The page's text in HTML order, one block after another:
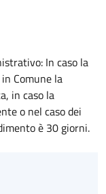
In caso la
Comune la
in caso la
o nel caso dei
è 30 giorni.